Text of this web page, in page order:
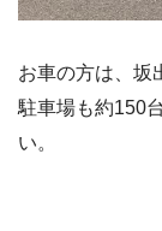
お車の方は、坂
駐車場も約150
い。